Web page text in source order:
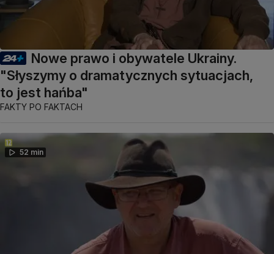
Nowe prawo i obywatele Ukrainy.
"Słyszymy o dramatycznych sytuacjach,
to jest hańba"
FAKTY PO FAKTACH
52 min